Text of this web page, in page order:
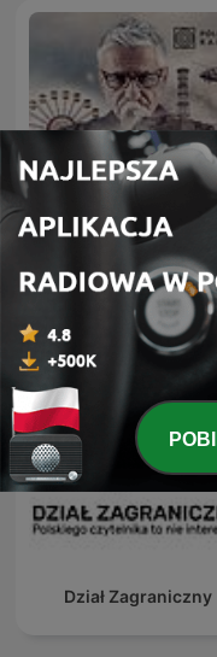
Czarnobyl.
historia
Dział Zagraniczny